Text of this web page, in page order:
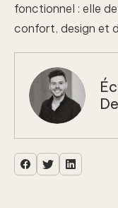
fonctionnel : elle
confort, design et